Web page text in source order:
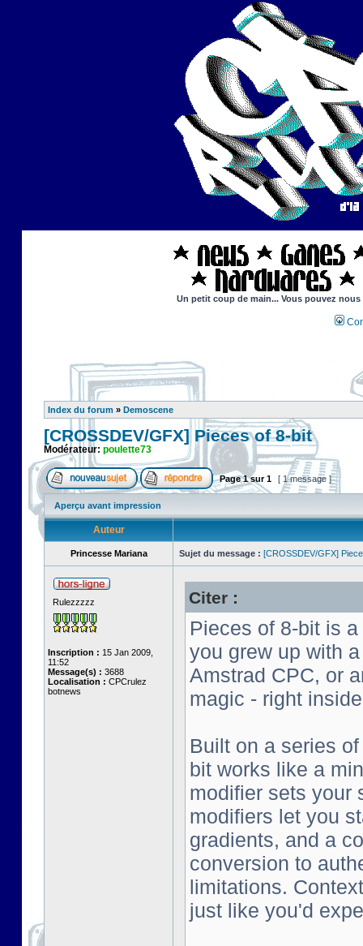
Un petit coup de main... Vous pouvez
Index du forum » Demoscene
[CROSSDEV/GFX] Pieces of 8-bit
Modérateur: poulette73
Page1sur1 [ 1 message ]
Aperçu avant impression
Auteur
Princesse Mariana Sujet du message : [CROSSDEV/GFX]
Rulezzzzz
Inscription : 15 Jan 2009,
11:52
Message(s) : 3688
Localisation : CPCrulez
botnews
Citer :
Pieces of 8-bit is
you grew up with
Amstrad CPC, or
magic - right
Built on a series
bit works like a
modifier sets your
modifiers let you
gradients, and a
conversion to
limitations.
just like you'd